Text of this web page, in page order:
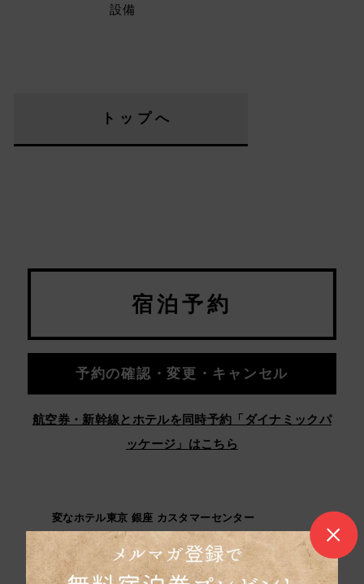
設備
トップへ
宿泊予約
予約の確認・変更・キャンセル
航空券・新幹線とホテルを同時予約「ダイナミックパ
ッケージ」はこちら
変なホテル東京 銀座 カスタマーセンター
050-5894-3771
よくある質問 宿泊約款